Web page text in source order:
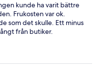
kunde ha varit bättre
Frukosten var ok.
som det skulle. Ett minus
från butiker.